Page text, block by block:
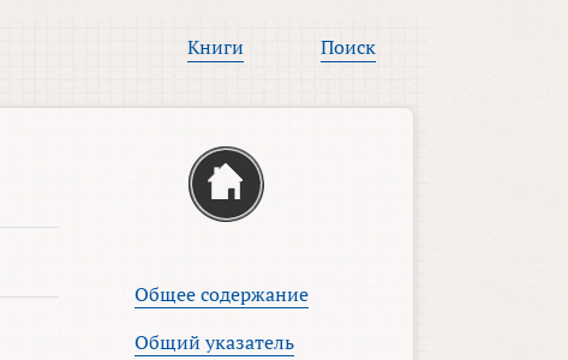
Книги Поиск
Общее содержание
Общий указатель